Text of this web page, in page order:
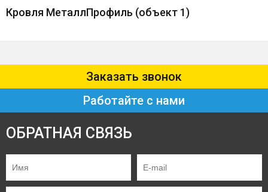
Кровля МеталлПрофиль (объект 1)
Заказать звонок
Работайте с нами
ОБРАТНАЯ СВЯЗЬ